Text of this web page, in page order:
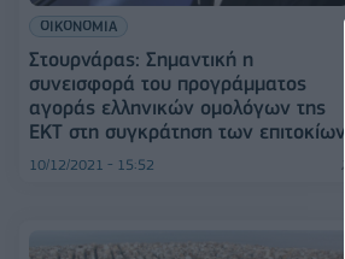
ΟΙΚΟΝΟΜΙΑ
Στουρνάρας: Σημαντική η
συνεισφορά του προγράμματος
αγοράς ελληνικών ομολόγων της
ΕΚΤ στη συγκράτηση των επιτοκίων
10/12/2021 - 15:52